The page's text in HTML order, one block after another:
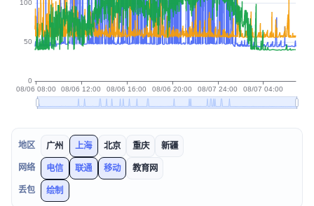
地区 广州 上海 北京 重庆 新疆
网络 电信 联通 移动 教育网
丢包 绘制